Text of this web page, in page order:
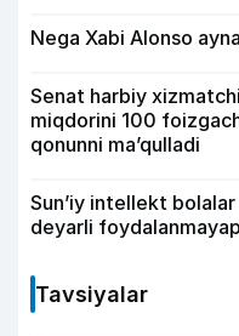
Nega Xabi Alonso
Senat harbiy
miqdorini 100
qonunni ma’qulladi
Sun’iy intellekt
deyarli
Tavsiyalar